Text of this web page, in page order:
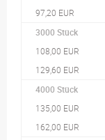
97,20 EUR
3000 Stück
108,00 EUR
129,60 EUR
4000 Stück
135,00 EUR
162,00 EUR